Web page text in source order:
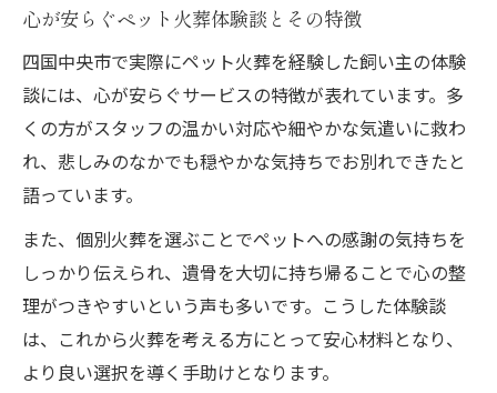
心が安らぐペット火葬体験談とその特徴
四国中央市で実際にペット火葬を経験した飼い主の体験
談には、心が安らぐサービスの特徴が表れています。多
くの方がスタッフの温かい対応や細やかな気遣いに救わ
れ、悲しみのなかでも穏やかな気持ちでお別れできたと
語っています。
また、個別火葬を選ぶことでペットへの感謝の気持ちを
しっかり伝えられ、遺骨を大切に持ち帰ることで心の整
理がつきやすいという声も多いです。こうした体験談
は、これから火葬を考える方にとって安心材料となり、
より良い選択を導く手助けとなります。